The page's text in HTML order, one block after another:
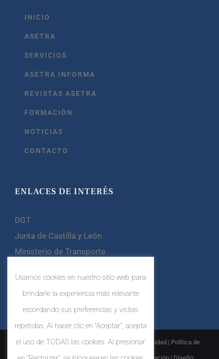
INICIO
ASETRA
SERVICIOS
ASETRA INFORMA
REVISTAS ASETRA
FORMACIÓN
NOTICIAS
CONTACTO
ENLACES DE INTERÉS
DGT
Junta de Castilla y León
Ministerio de Transporte
CETM
© Copyright 2026 | Aviso Legal| Política de Privacidad | Política de
Usamos cookies en nuestro sitio web para
brindarle la experiencia más relevante
recordando sus preferencias y visitas
repetidas. Al hacer clic en "Aceptar", acepta
el uso de TODAS las cookies. Al presionar